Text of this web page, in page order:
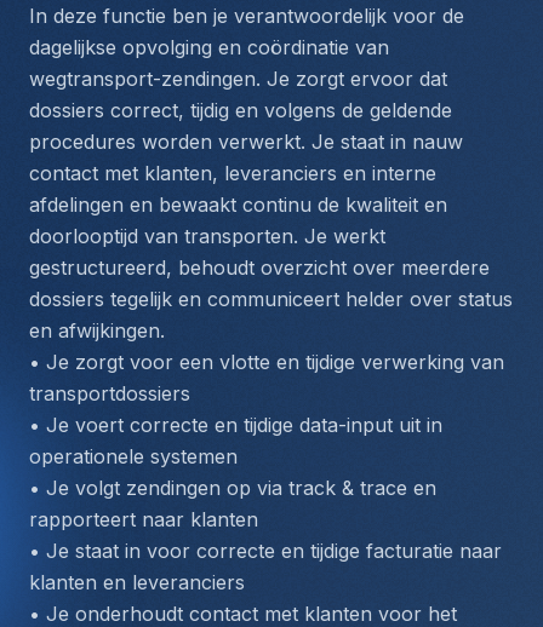
In deze functie ben je verantwoordelijk voor de
dagelijkse opvolging en coördinatie van
wegtransport-zendingen. Je zorgt ervoor dat
dossiers correct, tijdig en volgens de geldende
procedures worden verwerkt. Je staat in nauw
contact met klanten, leveranciers en interne
afdelingen en bewaakt continu de kwaliteit en
doorlooptijd van transporten. Je werkt
gestructureerd, behoudt overzicht over meerdere
dossiers tegelijk en communiceert helder over status
en afwijkingen.
• Je zorgt voor een vlotte en tijdige verwerking van
transportdossiers
• Je voert correcte en tijdige data-input uit in
operationele systemen
• Je volgt zendingen op via track & trace en
rapporteert naar klanten
• Je staat in voor correcte en tijdige facturatie naar
klanten en leveranciers
• Je onderhoudt contact met klanten voor het